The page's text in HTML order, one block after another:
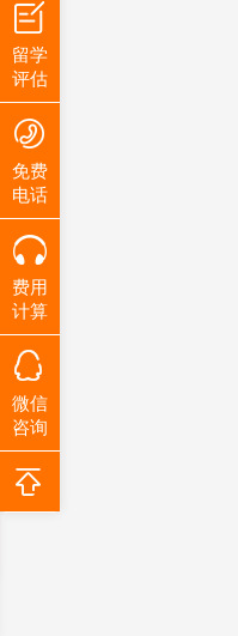
留学
评估
免费
电话
费用
计算
微信
咨询